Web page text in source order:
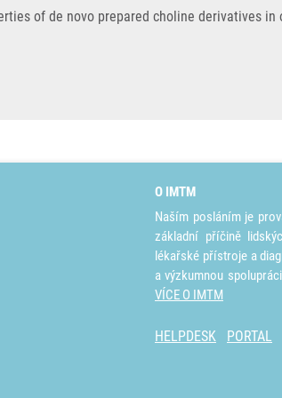
of de novo prepared choline derivatives
O IMTM
Naším posláním je
základní příčině
lékařské přístroje a
a výzkumnou
VÍCE O IMTM
HELPDESK PORTAL